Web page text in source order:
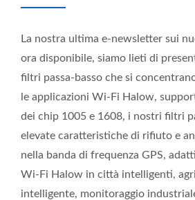
La nostra ultima e-newsletter sui
ora disponibile, siamo lieti di
filtri passa-basso che si
le applicazioni Wi-Fi Halow,
dei chip 1005 e 1608, i nostri filtri
elevate caratteristiche di rifiuto e
nella banda di frequenza GPS,
Wi-Fi Halow in città intelligenti,
intelligente, monitoraggio